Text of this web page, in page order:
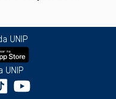
UNIP
UNIP